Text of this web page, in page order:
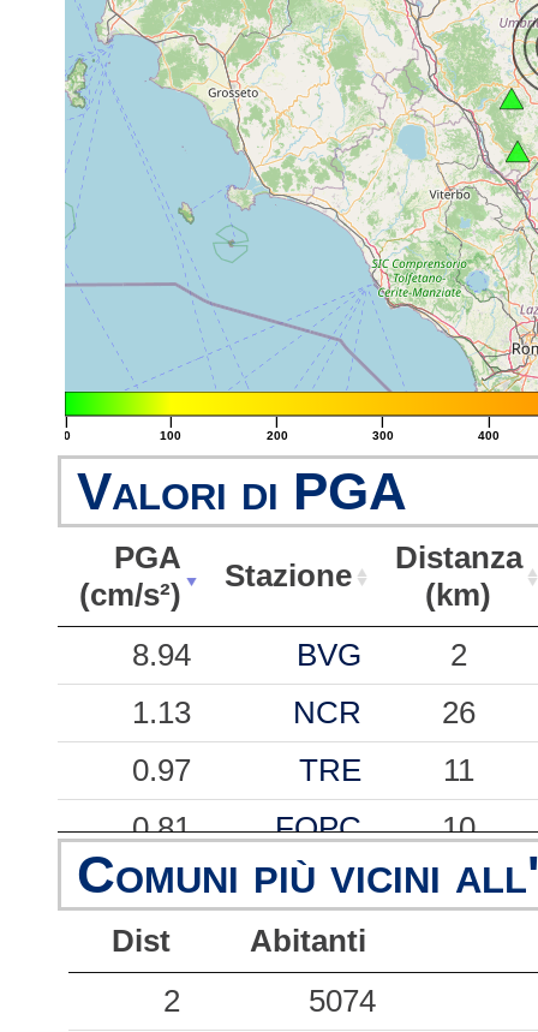
|
0
|
100
|
200
|
300
|
400
Valori di PGA
PGA
(cm/s²)
Stazione
Distanza
(km)
PGA
(cm/s²)
Stazione
Distanza
(km)
8.94 BVG
2
1.13
NCR
26
0.97
TRE
11
0.81
FOPC
10
0.56
CSA
11
0.53
FOC
0.40
GNU
Comuni più vicini
Dist
Abitanti
2
5074